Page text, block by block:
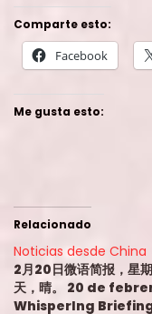
Comparte esto:
Facebook
Me gusta esto:
Relacionado
Noticias desde China
2月20日微语简报，星期
天，晴。 20 de
WhisperIng